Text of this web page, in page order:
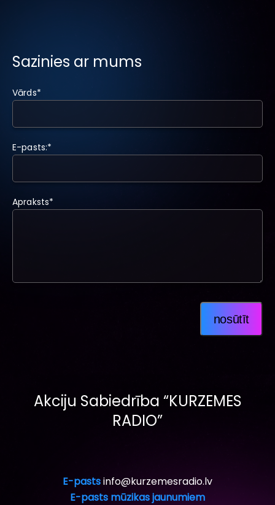
Sazinies ar mums
Vārds*
E-pasts:*
Apraksts*
nosūtīt
Akciju Sabiedrība “KURZEMES
RADIO”
E-pastsinfo@kurzemesradio.lv
E-pasts mūzikas jaunumiem